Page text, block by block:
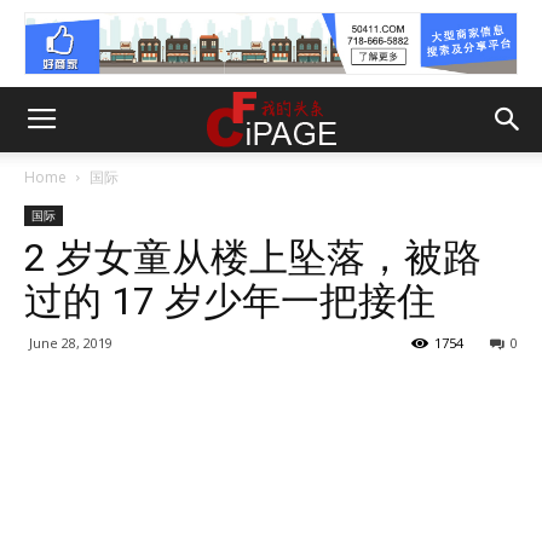
Home 国际
国际
2 岁女童从楼上坠落，被路
过的 17 岁少年一把接住
June 28, 2019 0
1754